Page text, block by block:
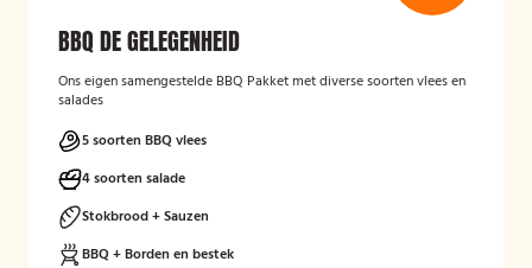
BBQ DE GELEGENHEID
Ons eigen samengestelde BBQ Pakket met diverse soorten vlees en
salades
5 soorten BBQ vlees
4 soorten salade
Stokbrood + Sauzen
BBQ + Borden en bestek